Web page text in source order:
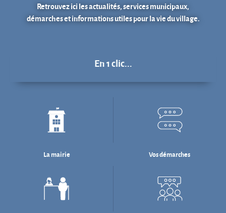
Retrouvez ici les actualités, services municipaux,
démarches et informations utiles pour la vie du village.
En 1 clic...
La mairie Vos démarches